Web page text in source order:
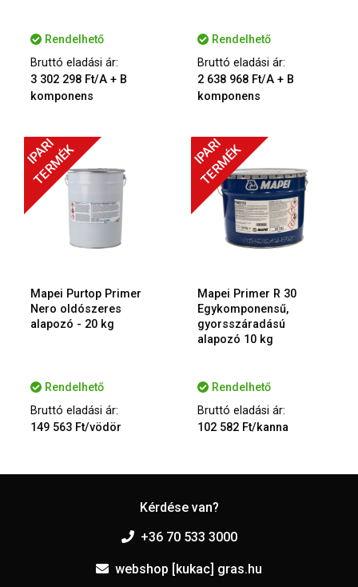
Rendelhető
Bruttó eladási ár:
3 302 298 Ft/A + B
komponens
Rendelhető
Bruttó eladási ár:
2 638 968 Ft/A + B
komponens
IPARI
TERMÉK
Mapei Purtop Primer
Nero oldószeres
alapozó - 20 kg
Rendelhető
Bruttó eladási ár:
149 563 Ft/vödör
IPARI
TERMÉK
Mapei Primer R 30
Egykomponensű,
gyorsszáradású
alapozó 10 kg
Rendelhető
Bruttó eladási ár:
102 582 Ft/kanna
Kérdése van?
+36 70 533 3000
webshop [kukac] gras.hu